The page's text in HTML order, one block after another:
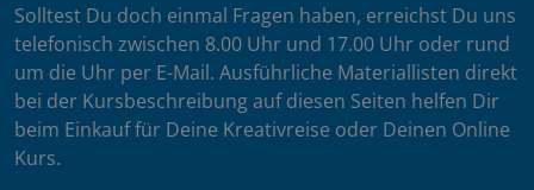
Solltest Du doch einmal Fragen haben, erreichst Du uns
telefonisch zwischen 8.00 Uhr und 17.00 Uhr oder rund
um die Uhr per E-Mail. Ausführliche Materiallisten direkt
bei der Kursbeschreibung auf diesen Seiten helfen Dir
beim Einkauf für Deine Kreativreise oder Deinen Online
Kurs.